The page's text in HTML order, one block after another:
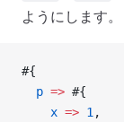
ようにします。
#{
  p
=> #{
    x
=> 1 ,